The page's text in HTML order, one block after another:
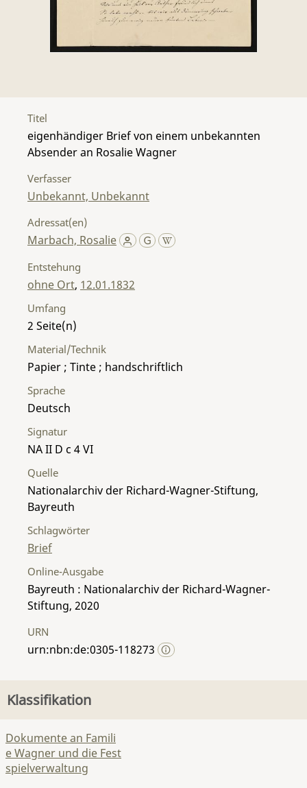
Titel
eigenhändiger Brief von einem unbekannten
Absender an Rosalie Wagner
Verfasser
Unbekannt, Unbekannt
Adressat(en)
Marbach, Rosalie
Entstehung
ohne Ort, 12.01.1832
Umfang
2
Material/Technik
Papier ; Tinte ; handschriftlich
Sprache
Deutsch
Signatur
NA II D c 4 VI
Quelle
Nationalarchiv der Richard-Wagner-Stiftung,
Bayreuth
Schlagwörter
Brief
Online-Ausgabe
Bayreuth : Nationalarchiv der Richard-Wagner-
Stiftung, 2020
URN
urn:nbn:de:0305-118273
Klassifikation
Dokumente an Famili
e Wagner und die Fest
spielverwaltung